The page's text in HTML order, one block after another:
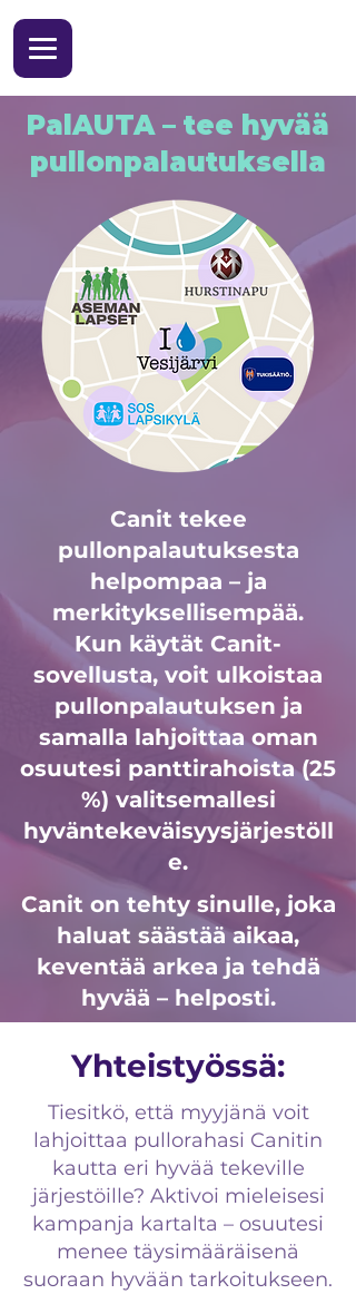
PalAUTA – tee hyvää
pullonpalautuksella
Canit tekee
pullonpalautuksesta
helpompaa – ja
merkityksellisempää.
Kun käytät Canit-
sovellusta, voit ulkoistaa
pullonpalautuksen ja
samalla lahjoittaa oman
osuutesi panttirahoista (25
%) valitsemallesi
hyväntekeväisyysjärjestöll
e.
Canit on tehty sinulle, joka
haluat säästää aikaa,
keventää arkea ja tehdä
hyvää – helposti.
Yhteistyössä:
Tiesitkö, että myyjänä voit
lahjoittaa pullorahasi Canitin
kautta eri hyvää tekeville
järjestöille? Aktivoi mieleisesi
kampanja kartalta – osuutesi
menee täysimääräisenä
suoraan hyvään tarkoitukseen.